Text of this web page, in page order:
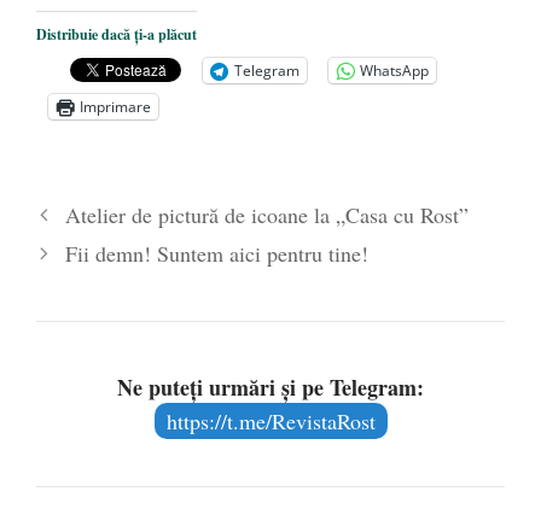
Dezvăluiri cutremurătoare despre
președintele Ucrainei, Volodymyr
Zelensky
- 13 mai 2026
Statul care servește Națiunea
poetului Octavian Goga, înlăturat din Iași
- 16 aprilie 2026
Distribuie dacă ți-a plăcut
Telegram
WhatsApp
Imprimare
Atelier de pictură de icoane la „Casa cu Rost”
Fii demn! Suntem aici pentru tine!
Ne puteți urmări și pe Telegram:
https://t.me/RevistaRost